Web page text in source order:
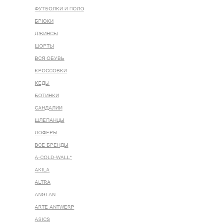
ФУТБОЛКИ И ПОЛО
БРЮКИ
ДЖИНСЫ
ШОРТЫ
ВСЯ ОБУВЬ
КРОССОВКИ
КЕДЫ
БОТИНКИ
САНДАЛИИ
ШЛЕПАНЦЫ
ЛОФЕРЫ
ВСЕ БРЕНДЫ
A-COLD-WALL*
AKILA
ALTRA
ANGLAN
ARTE ANTWERP
ASICS